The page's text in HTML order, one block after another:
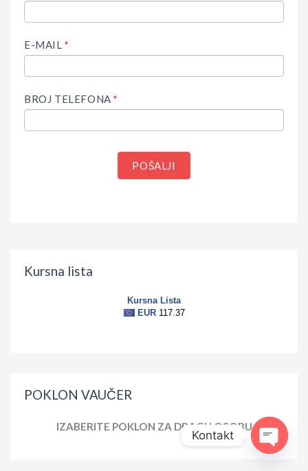
E-MAIL*
BROJ TELEFONA*
POŠALJI
Kursna lista
POKLON VAUČER
IZABERITE POKLON ZA DRAGU OSOBU
Kontakt